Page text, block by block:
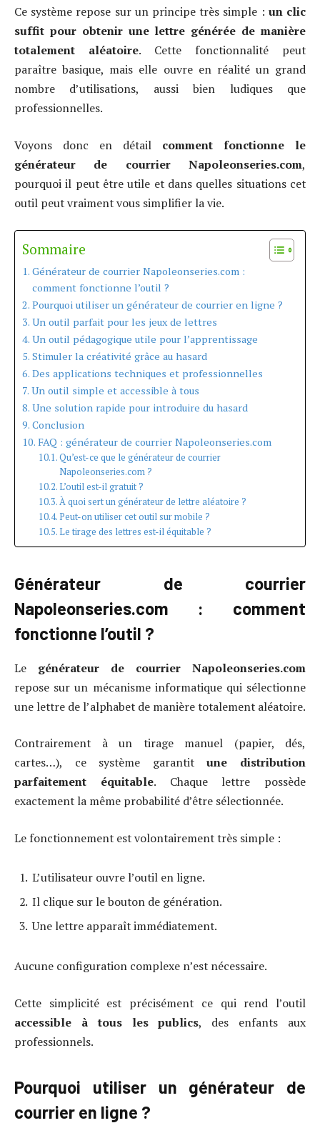
Ce système repose sur un principe très simple : un clic
suffit pour obtenir une lettre générée de manière
totalement aléatoire. Cette fonctionnalité peut
paraître basique, mais elle ouvre en réalité un grand
nombre d’utilisations, aussi bien ludiques que
professionnelles.
Voyons donc en détail comment fonctionne le
générateur de courrier Napoleonseries.com,
pourquoi il peut être utile et dans quelles situations cet
outil peut vraiment vous simplifier la vie.
Sommaire
Générateur de courrier Napoleonseries.com :
comment fonctionne l’outil ?
Pourquoi utiliser un générateur de courrier en ligne ?
Un outil parfait pour les jeux de lettres
Un outil pédagogique utile pour l’apprentissage
Stimuler la créativité grâce au hasard
Des applications techniques et professionnelles
Un outil simple et accessible à tous
Une solution rapide pour introduire du hasard
Conclusion
FAQ : générateur de courrier Napoleonseries.com
Qu’est-ce que le générateur de courrier
Napoleonseries.com ?
L’outil est-il gratuit ?
À quoi sert un générateur de lettre aléatoire ?
Peut-on utiliser cet outil sur mobile ?
Le tirage des lettres est-il équitable ?
Générateur de courrier
Napoleonseries.com : comment
fonctionne l’outil ?
Le générateur de courrier Napoleonseries.com
repose sur un mécanisme informatique qui sélectionne
une lettre de l’alphabet de manière totalement aléatoire.
Contrairement à un tirage manuel (papier, dés,
cartes…), ce système garantitune distribution
parfaitement équitable. Chaque lettre possède
exactement la même probabilité d’être sélectionnée.
Le fonctionnement est volontairement très simple :
L’utilisateur ouvre l’outil en ligne.
Il clique sur le bouton de génération.
Une lettre apparaît immédiatement.
Aucune configuration complexe n’est nécessaire.
Cette simplicité est précisément ce qui rend l’outil
accessible à tous les publics, des enfants aux
professionnels.
Pourquoi utiliser un générateur de
courrier en ligne ?